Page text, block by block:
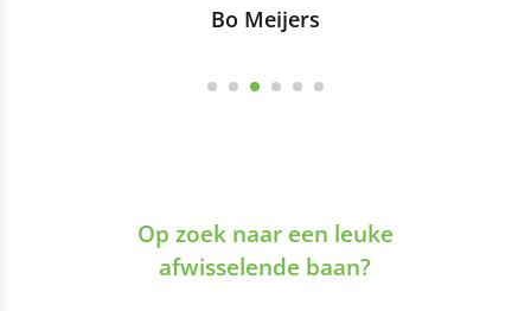
Bo Meijers
Op zoek naar een leuke
afwisselende baan?